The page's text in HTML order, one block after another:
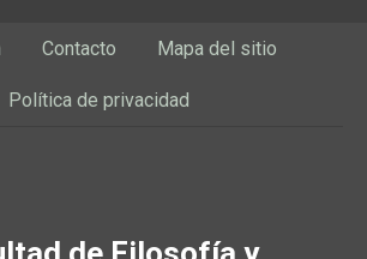
Contacto Mapa del sitio
Política de privacidad